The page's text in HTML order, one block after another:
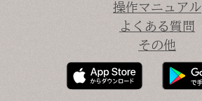
操作マニュアル
よくある質問
その他